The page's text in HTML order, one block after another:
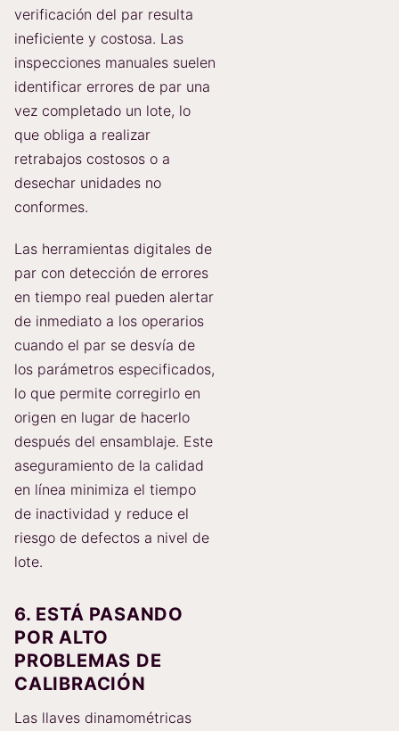
verificación del par resulta
ineficiente y costosa. Las
inspecciones manuales suelen
identificar errores de par una
vez completado un lote, lo
que obliga a realizar
retrabajos costosos o a
desechar unidades no
conformes.
Las herramientas digitales de
par con detección de errores
en tiempo real pueden alertar
de inmediato a los operarios
cuando el par se desvía de
los parámetros especificados,
lo que permite corregirlo en
origen en lugar de hacerlo
después del ensamblaje. Este
aseguramiento de la calidad
en línea minimiza el tiempo
de inactividad y reduce el
riesgo de defectos a nivel de
lote.
6. ESTÁ PASANDO
POR ALTO
PROBLEMAS DE
CALIBRACIÓN
Las llaves dinamométricas